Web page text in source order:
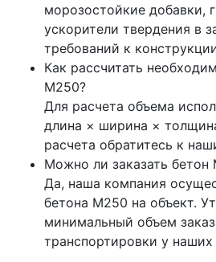
морозостойкие добавки,
ускорители твердения в
требований к
Как рассчитать
М250?
Для расчета объема
длина × ширина ×
расчета обратитесь к
Можно ли заказать
Да, наша компания
бетона М250 на объект.
минимальный объем
транспортировки у